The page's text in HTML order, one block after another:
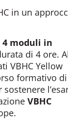
in un
4 moduli in
di 4 ore.
VBHC Yellow
formativo di
VBHC